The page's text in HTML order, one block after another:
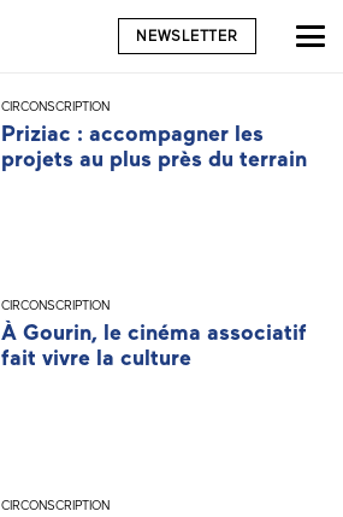
NEWSLETTER
CIRCONSCRIPTION
Priziac : accompagner les
projets au plus près du terrain
CIRCONSCRIPTION
À Gourin, le cinéma associatif
fait vivre la culture
CIRCONSCRIPTION